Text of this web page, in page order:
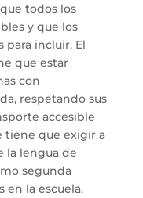
todos los
y que los
incluir. El
que estar
con
respetando sus
accesible
tiene que exigir a
la lengua de
segunda
en la escuela,